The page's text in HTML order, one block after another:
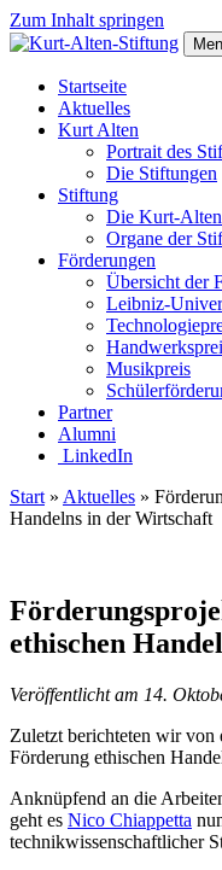
Zum Inhalt springen
Hauptnavigation
Startseite
Aktuelles
Kurt Alten
Portrait des
Die Stiftungen
Stiftung
Die Kurt-
Organe der
Förderungen
Übersicht der
Leibniz-
Musikpreis
Partner
Alumni
LinkedIn
Start » Aktuelles »
Handelns in der Wirtschaft
ethischen
Veröffentlicht am 14.
Zuletzt berichteten wir von
Förderung ethischen
Anknüpfend an die
geht es Nico Chiappetta
technikwissenschaftlicher